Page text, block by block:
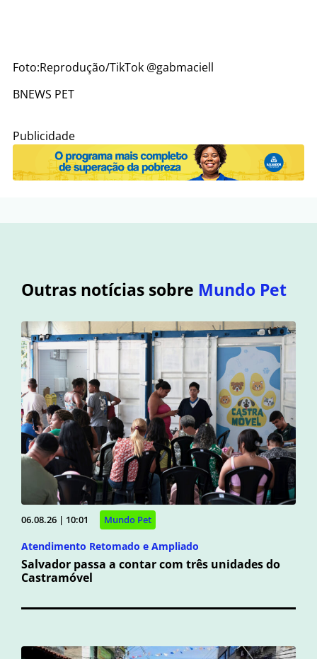
Foto:Reprodução/TikTok @gabmaciell
BNEWS PET
Publicidade
Outras notícias sobre Mundo Pet
06.08.26 | 10:01 Mundo Pet
Atendimento Retomado e Ampliado
Salvador passa a contar com três unidades do
Castramóvel